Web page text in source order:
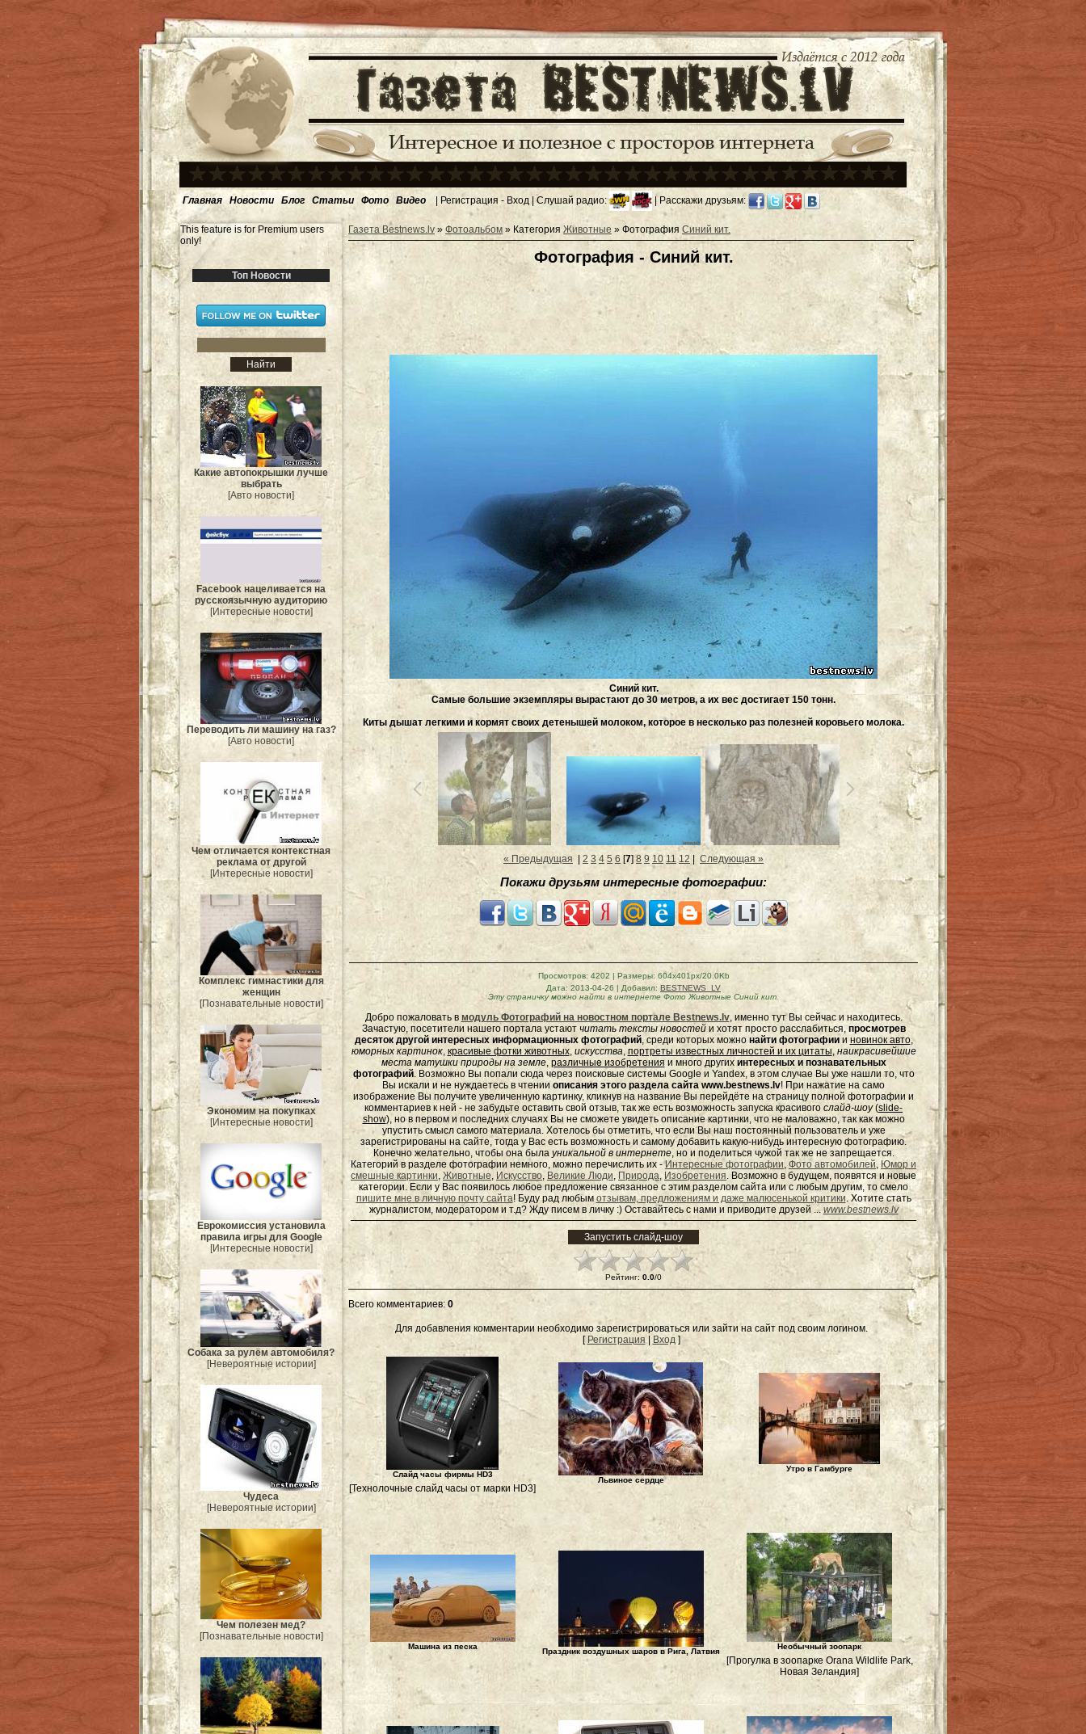
Главная Новости Блог Статьи Фото Видео | Регистрация - Вход | Слушай радио: | Расскажи друзьям:
This feature is for Premium users
only!
Топ Новости
Какие автопокрышки лучше
выбрать
[Авто новости]
Facebook нацеливается на
русскоязычную аудиторию
[Интересные новости]
Переводить ли машину на газ?
[Авто новости]
Чем отличается контекстная
реклама от другой
[Интересные новости]
Комплекс гимнастики для
женщин
[Познавательные новости]
Экономим на покупках
[Интересные новости]
Еврокомиссия установила
правила игры для Google
[Интересные новости]
Собака за рулём автомобиля?
[Невероятные истории]
Чудеса
[Невероятные истории]
Чем полезен мед?
[Познавательные новости]
Газета Bestnews.lv» Фотоальбом » Категория Животные » Фотография Синий кит.
Фотография - Синий кит.
Синий кит.
Самые большие экземпляры вырастают до 30 метров, а их вес достигает 150 тонн.
Киты дышат легкими и кормят своих детенышей молоком, которое в несколько раз полезней коровьего молока.
« Предыдущая 2 3 4 5 6 [7] 8 9 10 11 12 | Следующая »
Покажи друзьям интересные фотографии:
Просмотров: 4202 | Размеры: 604x401px/20.0Kb
Дата: 2013-04-26 | Добавил: BESTNEWS_LV
Эту страничку можно найти в интернете Фото Животные Синий кит.
Добро пожаловать в модуль Фотографий на новостном портале Bestnews.lv, именно тут Вы сейчас и находитесь.
Зачастую, посетители нашего портала устают читать тексты новостейи хотят просто расслабиться, просмотрев
десяток другой интересных информационных фотографий, среди которых можно найти фотографиии новинок авто,
юморныхкартинок, красивые фотки животных, искусства, портреты известных личностей и их цитаты, наикрасивейшие
места матушки природы на земле, различные изобретения и много другихинтересных и познавательных
фотографий. Возможно Вы попали сюда через поисковые системы Google и Yandex, в этом случае Вы уже нашли то, что
Вы искали и не нуждаетесь в чтении описания этого раздела сайта www.bestnews.lv! При нажатие на само
изображение Вы получите увеличенную картинку, кликнув на название Вы перейдёте на страницу полной фотографии и
комментариев к ней - не забудьте оставить свой отзыв, так же есть возможность запуска красивого слайд-шоу(slide-
show), но в первом и последних случаях Вы не сможете увидеть описание картинки, что не маловажно, так как можно
упустить смысл самого материала. Хотелось бы отметить, что если Вы наш постоянный пользователь и уже
зарегистрированы на сайте, тогда у Вас есть возможность и самому добавить какую-нибудь интересную фотографию.
Конечно желательно, чтобы она была уникальной в интернете, но и поделиться чужой так же не запрещается.
Категорий в разделе фотографии немного, можно перечислить их -Интересные фотографии, Фото автомобилей, Юмор и
смешные картинки, Животные, Искусство, Великие Люди, Природа, Изобретения. Возможно в будущем, появятся и новые
категории. Если у Вас появилось любое предложение связанное с этим разделом сайта или с любым другим, то смело
пишите мне в личную почту сайта! Буду рад любым отзывам, предложениям и даже малюсенькой критики. Хотите стать
журналистом, модератором и т.д? Жду писем в личку:) Оставайтесь с нами и приводите друзей ...www.bestnews.lv
Рейтинг: 0.0/0
Всего комментариев: 0
Для добавления комментарии необходимо зарегистрироваться или зайти на сайт под своим логином.
[ Регистрация| Вход]
Слайд часы фирмы HD3
[Технолочные слайд часы от марки HD3]
Львиное сердце
Утро в Гамбурге
Машина из песка
Праздник воздушных шаров в Рига, Латвия
Необычный зоопарк
[Прогулка в зоопарке Orana Wildlife Park,
Новая Зеландия]